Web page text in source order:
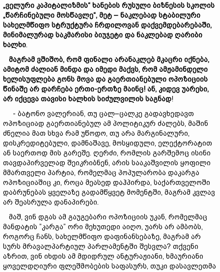
„ველური კაპიტალიზმის“ ხანების რუსული ბიზნესის სკოლის
„წარჩინებული მოსწავლე“, მეტ – ნაკლებად სტაბილური
სახელმწიფო სტრუქტურა ჩრდილოვან დაქვემდებარებაში,
მინიმალურად საკმარისი ბიუჯეტი და ნაკლებად ღარიბი
ხალხი.
მაგრამ ვშიშობ, რომ ფინალი არანაკლებ მკაცრი იქნება,
ამიტომ ძალიან მინდა და იმედი მაქვს, რომ ამჟამინდელი
ხელისუფლება გონს მოვა და გაერთიანებული ოპოზიციის
წინაშე არ დარჩება ერთი-ერთზე მაინც! ან, კიდევ უარესი,
არ იქცევა თავისი ხალხის სიძულვილის საგნად!
- ბატონო ვალერიან, თუ ცალ–ცალკე გადავხედავთ
ოპოზიციად გაერთიანებულ ამ პოლიტიკურ ძალებს, მაშინ
ძნელია მათ სხვა რამ უწოდო, თუ არა მარგინალური,
დისკრედიტებული, დამნაშავე, მოსყიდული, ელექტორატით
ან საერთოდ მის გარეშე. ღერძი, რომლის გარშემოც ისინი
თავდაპირველად შეიკრიბნენ, არის სააკაშვილის ყოფილი
მმართველი პარტია, რომელმაც პოპულარობა დაკარგა
ოპოზიციაშიც კი, როცა მეასედ დაჰპირდა, საქართველოში
დაბრუნებას ყველაზე გადამწყვეტ მომენტში, მაგრამ კვლავ
არ შეასრულა დანაპირები.
მაშ, ვინ დგას ამ გაუგებარი ოპოზიციის უკან, რომელმაც
მანდატის ”კარგა” ორი მეხუთედი აიღო, უარს არ ამბობს,
როგორც ჩანს, სახელმწიფო დაფინანსებაზე, მაგრამ არ
სურს მრავალპარტიულ პარლამენტში შესვლა? თქვენი
აზრით, ვინ იხდის ამ მდიდრულ ანტურაჟიანი, ხმაურიანი
ყოველდღიური ფლეშმობების საფასურს, თუკი დასავლეთმა